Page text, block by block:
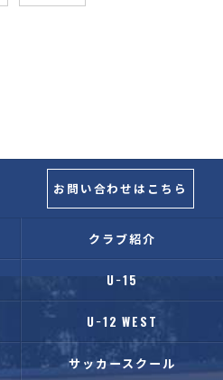
お問い合わせはこちら
クラブ紹介
U−15
U−12 WEST
サッカースクール